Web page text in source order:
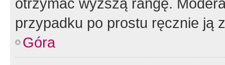
przypadku po prostu ręcznie ją
Góra